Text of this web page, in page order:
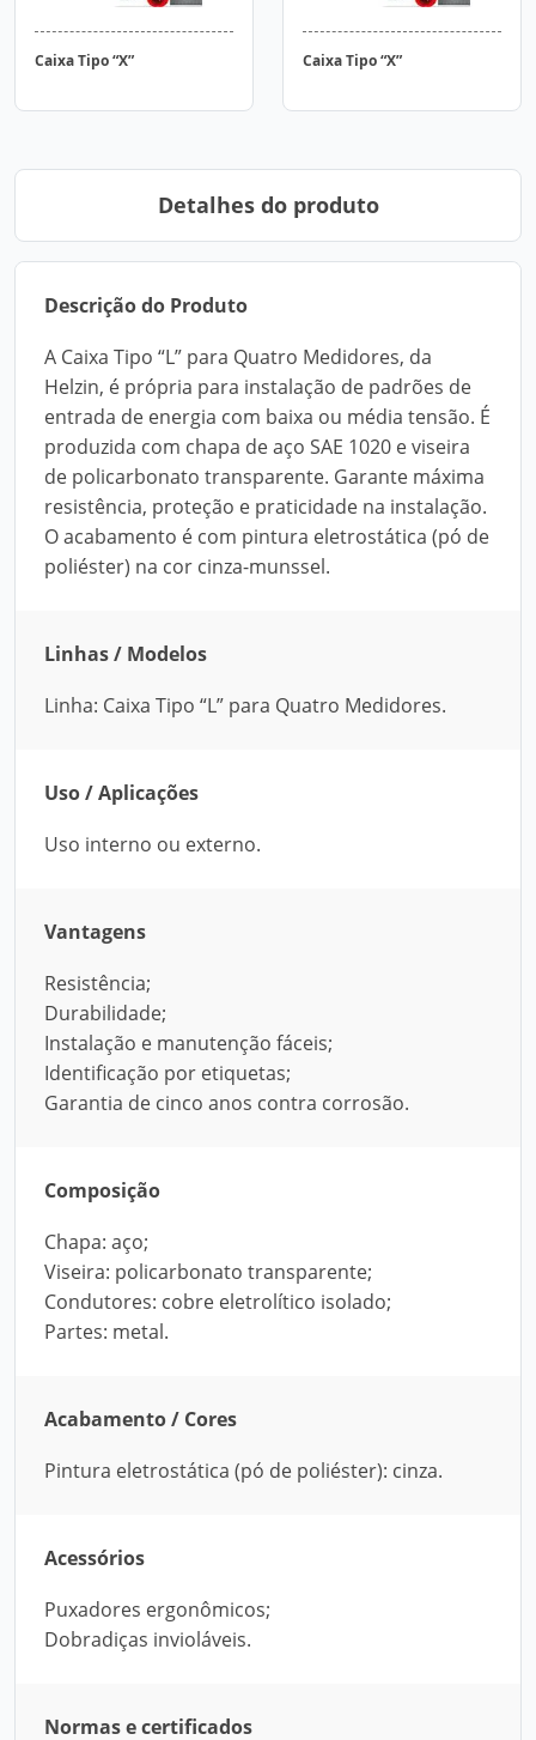
Caixa Tipo “X” Caixa Tipo “X”
Detalhes do produto
Descrição do Produto
A Caixa Tipo “L” para Quatro Medidores, da
Helzin, é própria para instalação de padrões de
entrada de energia com baixa ou média tensão. É
produzida com chapa de aço SAE 1020 e viseira
de policarbonato transparente. Garante máxima
resistência, proteção e praticidade na instalação.
O acabamento é com pintura eletrostática (pó de
poliéster) na cor cinza-munssel.
Linhas / Modelos
Linha: Caixa Tipo “L” para Quatro Medidores.
Uso / Aplicações
Uso interno ou externo.
Vantagens
Resistência;
Durabilidade;
Instalação e manutenção fáceis;
Identificação por etiquetas;
Garantia de cinco anos contra corrosão.
Composição
Chapa: aço;
Viseira: policarbonato transparente;
Condutores: cobre eletrolítico isolado;
Partes: metal.
Acabamento / Cores
Pintura eletrostática (pó de poliéster): cinza.
Acessórios
Puxadores ergonômicos;
Dobradiças invioláveis.
Normas e certificados